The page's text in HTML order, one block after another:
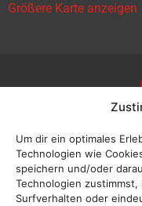
Um dir ein optimales
Technologien wie
speichern und/oder
Technologien
Surfverhalten oder
Größere Karte anzeigen